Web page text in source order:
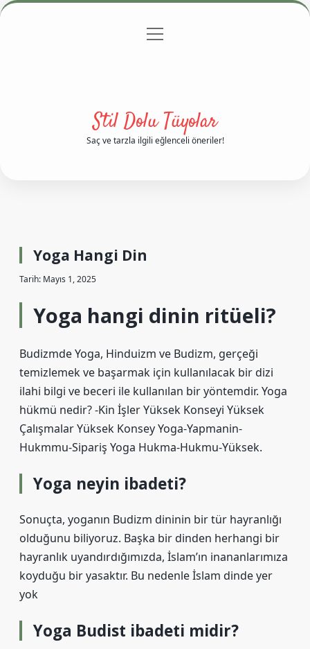
Gizlilik Politikası
menüyü
Stil Dolu Tüyolar
Saç ve tarzla ilgili eğlenceli öneriler!
Yoga Hangi Din
Tarih: Mayıs 1, 2025
Yoga hangi dinin ritüeli?
Budizmde Yoga, Hinduizm ve Budizm, gerçeği
temizlemek ve başarmak için kullanılacak bir dizi
ilahi bilgi ve beceri ile kullanılan bir yöntemdir. Yoga
hükmü nedir? -Kin İşler Yüksek Konseyi Yüksek
Çalışmalar Yüksek Konsey Yoga-Yapmanin-
Hukmmu-Sipariş Yoga Hukma-Hukmu-Yüksek.
Yoga neyin ibadeti?
Sonuçta, yoganın Budizm dininin bir tür hayranlığı
olduğunu biliyoruz. Başka bir dinden herhangi bir
hayranlık uyandırdığımızda, İslam’ın inananlarımıza
koyduğu bir yasaktır. Bu nedenle İslam dinde yer
yok
Yoga Budist ibadeti midir?